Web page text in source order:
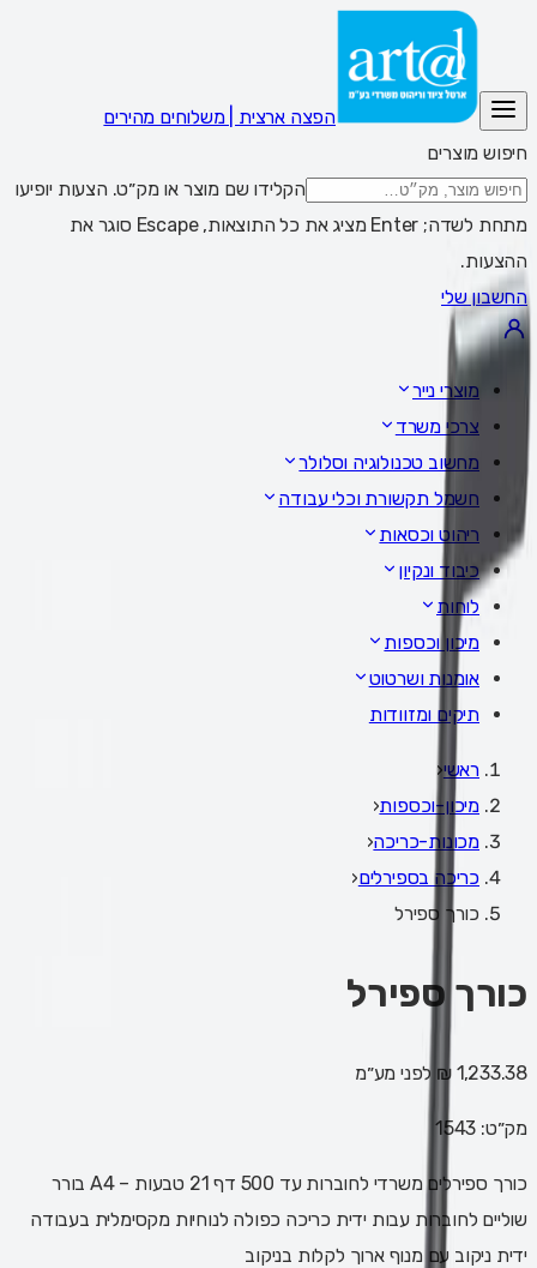
הפצה ארצית | משלוחים מהירים
חיפוש מוצרים
הקלידו שם מוצר או מק״ט. הצעות יופיעו
מתחת לשדה; Enter מציג את כל התוצאות, Escape סוגר את
ההצעות.
החשבון שלי
מוצרי נייר
צרכי משרד
מחשוב טכנולוגיה וסלולר
חשמל תקשורת וכלי עבודה
ריהוט וכסאות
כיבוד ונקיון
לוחות
מיכון וכספות
אומנות ושרטוט
תיקים ומזוודות
ראשי‹
מיכון-וכספות‹
מכונות-כריכה‹
כריכה בספירלים‹
כורך ספירל
כורך ספירל
1,233.38 ₪ לפני מע״מ
מק״ט: 1543
כורך ספירלים משרדי לחוברות עד 500 דף 21 טבעות – A4 בורר
שוליים לחוברות עבות ידית כריכה כפולה לנוחיות מקסימלית בעבודה
ידית ניקוב עם מנוף ארוך לקלות בניקוב